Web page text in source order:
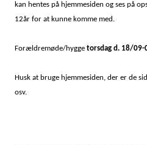
kan hentes på hjemmesiden og ses på
12år for at kunne komme med.
Forældremøde/hygge torsdag d. 18/09-
Husk at bruge hjemmesiden, der er de
osv.